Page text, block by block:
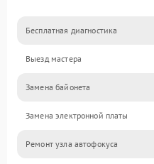
Бесплатная диагностика
Выезд мастера
Замена байонета
Замена электронной платы
Ремонт узла автофокуса